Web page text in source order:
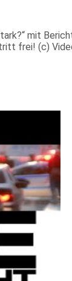
mit
frei! (c)